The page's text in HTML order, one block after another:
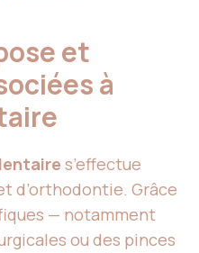
et
à
s’effectue
d’orthodontie. Grâce
— notamment
ou des pinces